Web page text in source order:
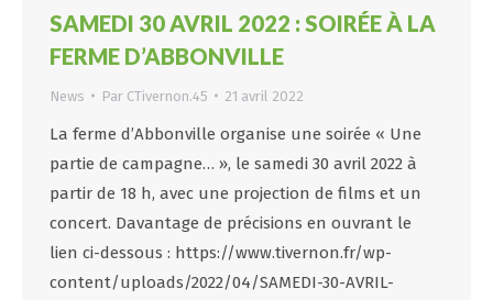
SAMEDI 30 AVRIL 2022 : SOIRÉE À LA
FERME D’ABBONVILLE
News Par CTivernon.45 21 avril 2022
La ferme d’Abbonville organise une soirée « Une
partie de campagne… », le samedi 30 avril 2022 à
partir de 18 h, avec une projection de films et un
concert. Davantage de précisions en ouvrant le
lien ci-dessous : https://www.tivernon.fr/wp-
content/uploads/2022/04/SAMEDI-30-AVRIL-